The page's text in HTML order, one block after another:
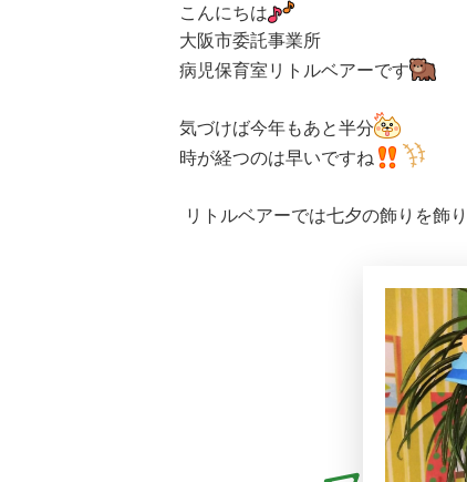
こんにちは
大阪市委託事業所
病児保育室リトルベアーです
気づけば今年もあと半分
時が経つのは早いですね
リトルベアーでは七夕の飾りを飾